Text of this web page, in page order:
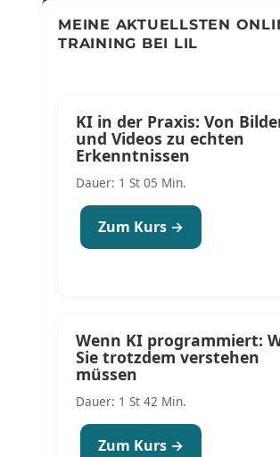
MEINE AKTUELLSTEN
TRAINING BEI LIL
KI in der Praxis: Von
und Videos zu echten
Erkenntnissen
Dauer: 1 St 05 Min.
Zum Kurs →
Wenn KI programmiert:
Sie trotzdem verstehen
müssen
Dauer: 1 St 42 Min.
Zum Kurs →